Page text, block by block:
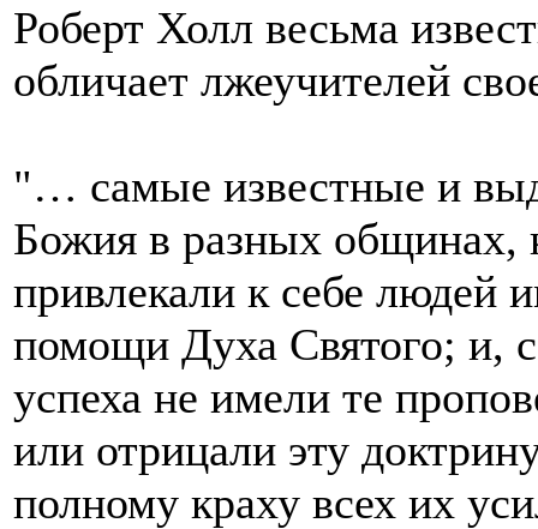
Роберт Холл весьма
обличает лжеучителей
"… самые известные и
Божия в разных общинах,
привлекали к себе людей
помощи Духа Святого; и,
успеха не имели те
или отрицали эту
полному краху всех их